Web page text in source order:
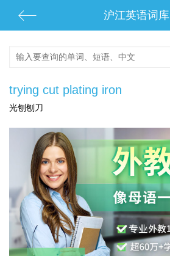
沪江英语词库
trying cut plating iron
光刨刨刀